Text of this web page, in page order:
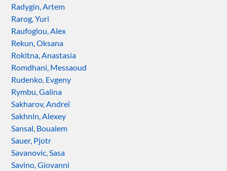
Radygin, Artem
Rarog, Yuri
Raufoglou, Alex
Rekun, Oksana
Rokitna, Anastasia
Romdhani, Messaoud
Rudenko, Evgeny
Rymbu, Galina
Sakharov, Andreï
Sakhnin, Alexey
Sansal, Boualem
Sauer, Pjotr
Savanovic, Sasa
Savino, Giovanni